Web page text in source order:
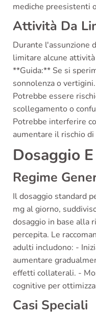
mediche preesistenti
Attività Da
Durante l'assunzione
limitare alcune
**Guida:** Se si
sonnolenza o
Potrebbe essere
scollegamento o
Potrebbe interferire
aumentare il rischio
Dosaggio
Regime
Il dosaggio standard
mg al giorno,
dosaggio in base alla
percepita. Le
adulti includono: -
aumentare
effetti collaterali. -
cognitive per
Casi Speciali